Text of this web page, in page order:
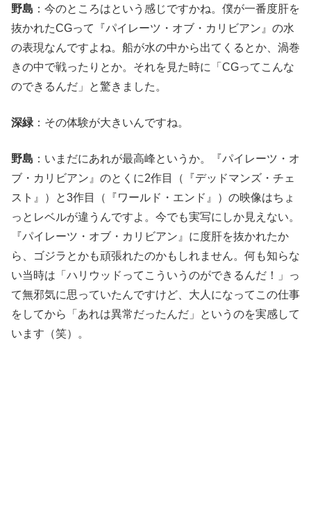
野島 ：今のところはという感じですかね。僕が一番度肝を
抜かれたCGって『パイレーツ・オブ・カリビアン』の水
の表現なんですよね。船が水の中から出てくるとか、渦巻
きの中で戦ったりとか。それを見た時に「CGってこんな
のできるんだ」と驚きました。
深緑 ：その体験が大きいんですね。
野島 ：いまだにあれが最高峰というか。『パイレーツ・オ
ブ・カリビアン』のとくに2作目（『デッドマンズ・チェ
スト』）と3作目（『ワールド・エンド』）の映像はちょ
っとレベルが違うんですよ。今でも実写にしか見えない。
『パイレーツ・オブ・カリビアン』に度肝を抜かれたか
ら、ゴジラとかも頑張れたのかもしれません。何も知らな
い当時は「ハリウッドってこういうのができるんだ！」っ
て無邪気に思っていたんですけど、大人になってこの仕事
をしてから「あれは異常だったんだ」というのを実感して
います（笑）。